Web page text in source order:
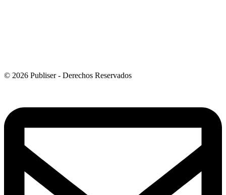
© 2026 Publiser - Derechos Reservados